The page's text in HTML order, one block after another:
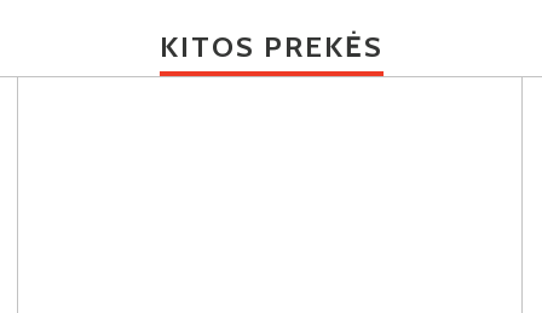
KITOS PREKĖS